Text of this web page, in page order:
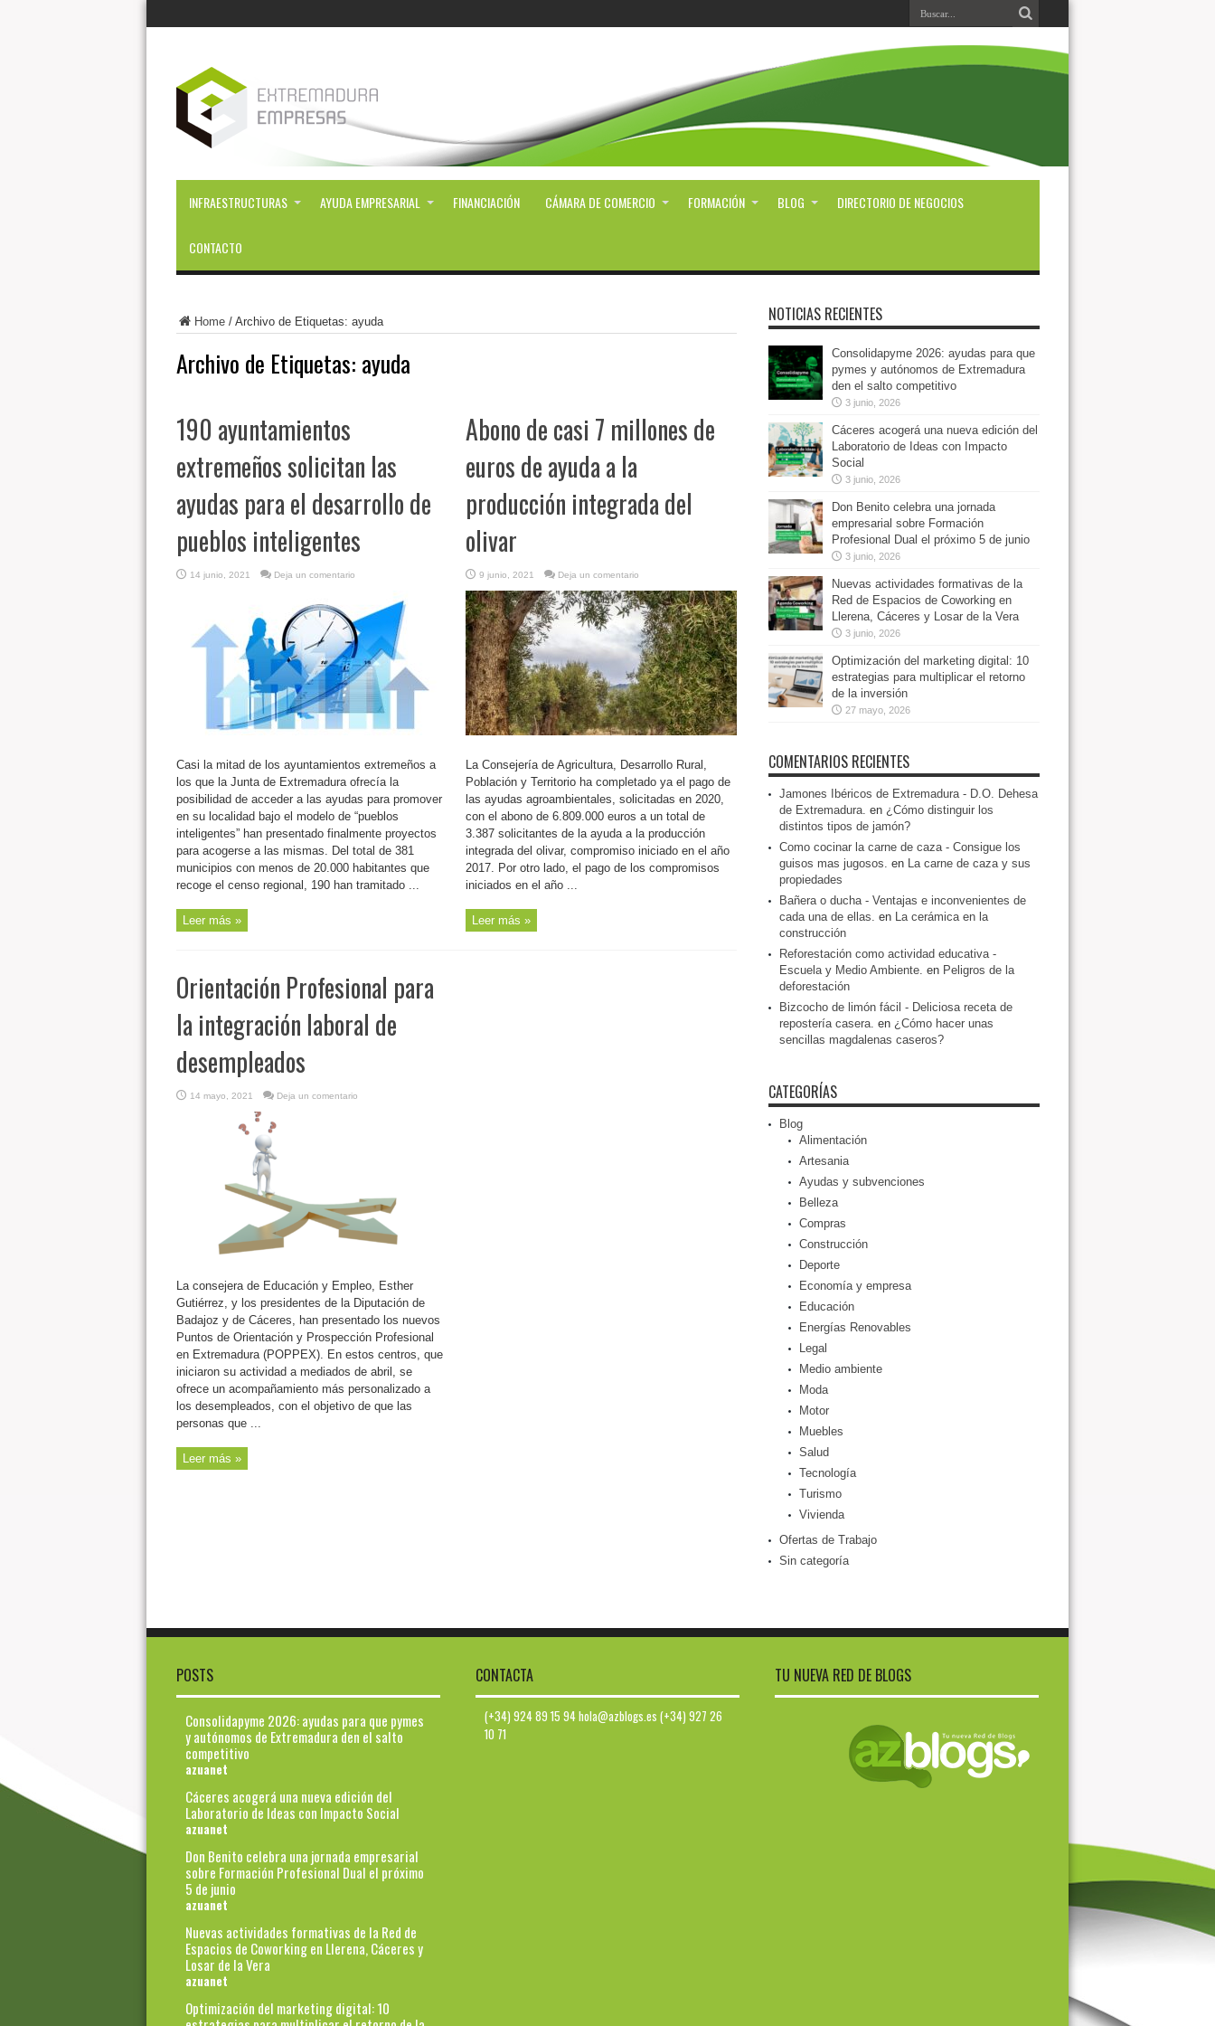
INFRAESTRUCTURAS AYUDA EMPRESARIAL FINANCIACIÓN CÁMARA DE COMERCIO FORMACIÓN BLOG DIRECTORIO DE NEGOCIOS
CONTACTO
Home/ Archivo de Etiquetas: ayuda
Archivo de Etiquetas: ayuda
190 ayuntamientos
extremeños solicitan las
ayudas para el desarrollo de
pueblos inteligentes
14 junio, 2021 Deja un comentario
Casi la mitad de los ayuntamientos extremeños a
los que la Junta de Extremadura ofrecía la
posibilidad de acceder a las ayudas para promover
en su localidad bajo el modelo de “pueblos
inteligentes” han presentado finalmente proyectos
para acogerse a las mismas. Del total de 381
municipios con menos de 20.000 habitantes que
recoge el censo regional, 190 han tramitado ...
Leer más »
Abono de casi 7 millones de
euros de ayuda a la
producción integrada del
olivar
9 junio, 2021 Deja un comentario
La Consejería de Agricultura, Desarrollo Rural,
Población y Territorio ha completado ya el pago de
las ayudas agroambientales, solicitadas en 2020,
con el abono de 6.809.000 euros a un total de
3.387 solicitantes de la ayuda a la producción
integrada del olivar, compromiso iniciado en el año
2017. Por otro lado, el pago de los compromisos
iniciados en el año ...
Leer más »
Orientación Profesional para
la integración laboral de
desempleados
14 mayo, 2021 Deja un comentario
La consejera de Educación y Empleo, Esther
Gutiérrez, y los presidentes de la Diputación de
Badajoz y de Cáceres, han presentado los nuevos
Puntos de Orientación y Prospección Profesional
en Extremadura (POPPEX). En estos centros, que
iniciaron su actividad a mediados de abril, se
ofrece un acompañamiento más personalizado a
los desempleados, con el objetivo de que las
personas que ...
Leer más »
NOTICIAS RECIENTES
Consolidapyme 2026: ayudas para que
pymes y autónomos de Extremadura
den el salto competitivo
3 junio, 2026
Cáceres acogerá una nueva edición del
Laboratorio de Ideas con Impacto
Social
3 junio, 2026
Don Benito celebra una jornada
empresarial sobre Formación
Profesional Dual el próximo 5 de junio
3 junio, 2026
Nuevas actividades formativas de la
Red de Espacios de Coworking en
Llerena, Cáceres y Losar de la Vera
3 junio, 2026
Optimización del marketing digital: 10
estrategias para multiplicar el retorno
de la inversión
27 mayo, 2026
COMENTARIOS RECIENTES
Jamones Ibéricos de Extremadura - D.O. Dehesa
de Extremadura. en ¿Cómo distinguir los
distintos tipos de jamón?
Como cocinar la carne de caza - Consigue los
guisos mas jugosos. en La carne de caza y sus
propiedades
Bañera o ducha - Ventajas e inconvenientes de
cada una de ellas. en La cerámica en la
construcción
Reforestación como actividad educativa -
Escuela y Medio Ambiente. en Peligros de la
deforestación
Bizcocho de limón fácil - Deliciosa receta de
repostería casera. en ¿Cómo hacer unas
sencillas magdalenas caseros?
CATEGORÍAS
Blog
Alimentación
Artesania
Ayudas y subvenciones
Belleza
Compras
Construcción
Deporte
Economía y empresa
Educación
Energías Renovables
Legal
Medio ambiente
Moda
Motor
Muebles
Salud
Tecnología
Turismo
Vivienda
Ofertas de Trabajo
Sin categoría
POSTS
Consolidapyme 2026: ayudas para que pymes
y autónomos de Extremadura den el salto
competitivo
azuanet
Cáceres acogerá una nueva edición del
Laboratorio de Ideas con Impacto Social
azuanet
Don Benito celebra una jornada empresarial
sobre Formación Profesional Dual el próximo
5 de junio
azuanet
Nuevas actividades formativas de la Red de
Espacios de Coworking en Llerena, Cáceres y
Losar de la Vera
azuanet
Optimización del marketing digital: 10
CONTACTA
(+34) 924 89 15 94 hola@azblogs.es (+34) 927 26
10 71
TU NUEVA RED DE BLOGS